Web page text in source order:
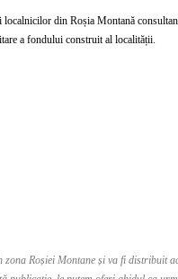
din Roșia Montană
a fondului construit al localității.
Roșiei Montane și va fi distribuit